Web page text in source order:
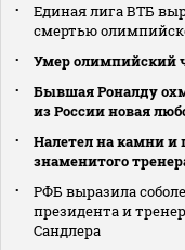
Единая лига ВТБ
смертью
Умер олимпийский
Бывшая Роналду
из России новая
Налетел на камни и
знаменитого
РФБ выразила
президента и
Сандлера